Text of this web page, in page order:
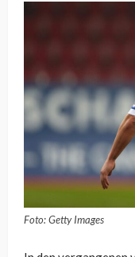
Foto: Getty Images